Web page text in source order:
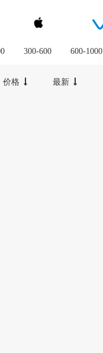
300-600 600-1000
价格 最新